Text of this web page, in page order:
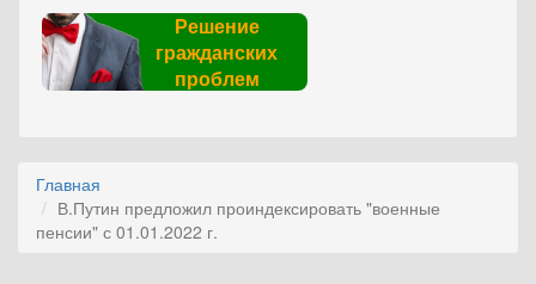
Решение
гражданских
проблем
Главная
В.Путин предложил проиндексировать "военные
пенсии" с 01.01.2022 г.